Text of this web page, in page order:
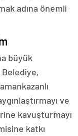
adına önemli
büyük
Belediye,
ve
kavuşturmayı
katkı